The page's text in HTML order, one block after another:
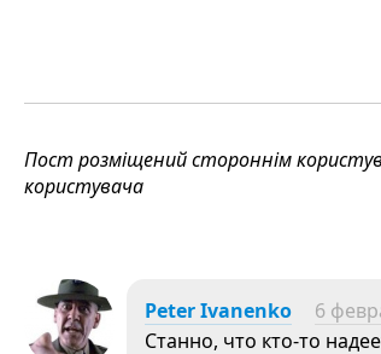
Пост розміщений стороннім
користувача
Peter Ivanenko 6
Станно, что кто-то